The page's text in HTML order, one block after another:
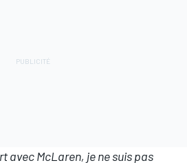
avec McLaren, je ne suis pas